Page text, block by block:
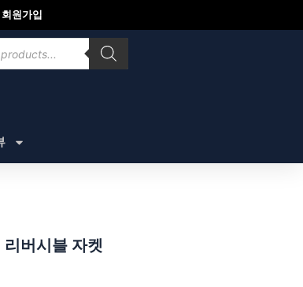
회원가입
버시블 자켓